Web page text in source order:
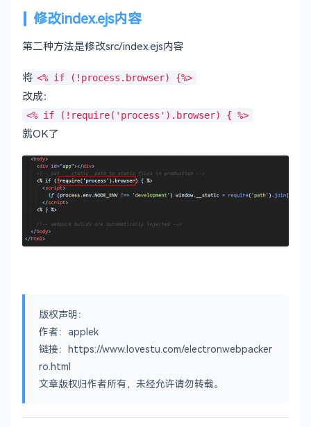
修改index.ejs内容
第二种方法是修改src/index.ejs内容
将 <% if (!process.browser) {%>
改成：
<% if (!require('process').browser) { %>
就OK了
版权声明：
作者：applek
链接：https://www.lovestu.com/electronwebpacker
ro.html
文章版权归作者所有，未经允许请勿转载。